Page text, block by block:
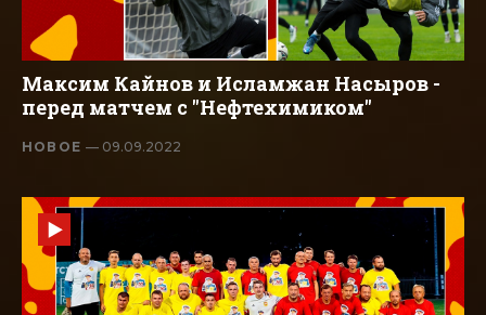
Максим Кайнов и Исламжан Насыров -
перед матчем с "Нефтехимиком"
НОВОЕ— 09.09.2022